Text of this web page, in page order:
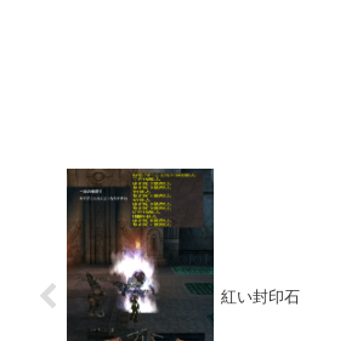
紅い封印石